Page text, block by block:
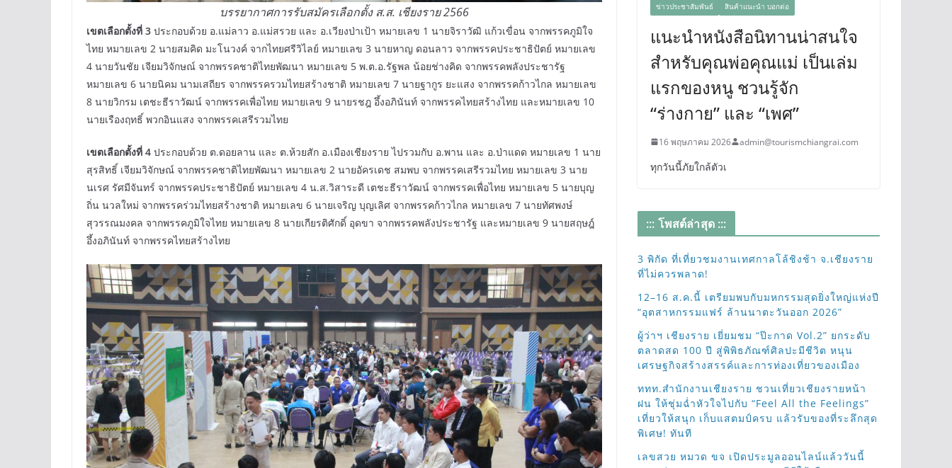
บรรยากาศการรับสมัครเลือกตั้ง ส.ส. เชียงราย 2566
เขตเลือกตั้งที่ 3 ประกอบด้วย อ.แม่ลาว อ.แม่สรวย และ อ.เวียงป่าเป้า หมายเลข 1 นายจิราวัฒิ แก้วเขื่อน จากพรรคภูมิใจ
ไทย หมายเลข 2 นายสมคิด มะโนวงค์ จากไทยศรีวิไลย์ หมายเลข 3 นายหาญ ดอนลาว จากพรรคประชาธิปัตย์ หมายเลข
4 นายวันชัย เจียมวิจักษณ์ จากพรรคชาติไทยพัฒนา หมายเลข 5 พ.ต.อ.รัฐพล น้อยช่างคิด จากพรรคพลังประชารัฐ
หมายเลข 6 นายนิคม นามเสถียร จากพรรครวมไทยสร้างชาติ หมายเลข 7 นายฐากูร ยะแสง จากพรรคก้าวไกล หมายเลข
8 นายวิกรม เตชะธีราวัฒน์ จากพรรคเพื่อไทย หมายเลข 9 นายรชฎ อึ้งอภินันท์ จากพรรคไทยสร้างไทย และหมายเลข 10
นายเรืองฤทธิ์ พวกอินแสง จากพรรคเสรีรวมไทย
เขตเลือกตั้งที่ 4 ประกอบด้วย ต.ดอยลาน และ ต.ห้วยสัก อ.เมืองเชียงราย ไปรวมกับ อ.พาน และ อ.ป่าแดด หมายเลข 1 นาย
สุรสิทธิ์ เจียมวิจักษณ์ จากพรรคชาติไทยพัฒนา หมายเลข 2 นายอัครเดช สมพบ จากพรรคเสรีรวมไทย หมายเลข 3 นาย
นเรศ รัศมีจันทร์ จากพรรคประชาธิปัตย์ หมายเลข 4 น.ส.วิสาระดี เตชะธีราวัฒน์ จากพรรคเพื่อไทย หมายเลข 5 นายบุญ
ถิ่น นวลใหม่ จากพรรคร่วมไทยสร้างชาติ หมายเลข 6 นายเจริญ บุญเลิศ จากพรรคก้าวไกล หมายเลข 7 นายทัศพงษ์
สุวรรณมงคล จากพรรคภูมิใจไทย หมายเลข 8 นายเกียรติศักดิ์ อุดขา จากพรรคพลังประชารัฐ และหมายเลข 9 นายสฤษฎ์
อึ้งอภินันท์ จากพรรคไทยสร้างไทย
ข่าวประชาสัมพันธ์ สินค้าแนะนำ บอกต่อ
แนะนำหนังสือนิทานน่าสนใจ
สำหรับคุณพ่อคุณแม่ เป็นเล่ม
แรกของหนู ชวนรู้จัก
“ร่างกาย” และ “เพศ”
16 พฤษภาคม 2026 admin@tourismchiangrai.com
ทุกวันนี้ภัยใกล้ตัวเ
::: โพสต์ล่าสุด :::
3 พิกัด ที่เที่ยวชมงานเทศกาลโล้ชิงช้า จ.เชียงราย
ที่ไม่ควรพลาด!
12–16 ส.ค.นี้ เตรียมพบกับมหกรรมสุดยิ่งใหญ่แห่งปี
“อุตสาหกรรมแฟร์ ล้านนาตะวันออก 2026”
ผู้ว่าฯ เชียงราย เยี่ยมชม “ป๊ะกาด Vol.2” ยกระดับ
ตลาดสด 100 ปี สู่พิพิธภัณฑ์ศิลปะมีชีวิต หนุน
เศรษฐกิจสร้างสรรค์และการท่องเที่ยวของเมือง
ททท.สำนักงานเชียงราย ชวนเที่ยวเชียงรายหน้า
ฝน ให้ชุ่มฉ่ำหัวใจไปกับ “Feel All the Feelings”
เที่ยวให้สนุก เก็บแสตมป์ครบ แล้วรับของที่ระลึกสุด
พิเศษ! ทันที
เลขสวย หมวด ขจ เปิดประมูลออนไลน์แล้ววันนี้